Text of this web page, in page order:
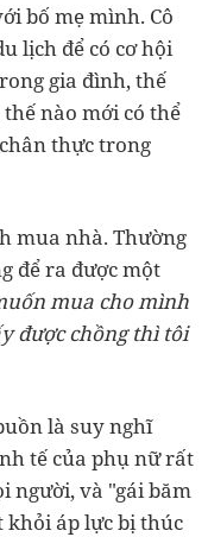
bố mẹ mình. Cô
lịch để có cơ hội
gia đình, thế
nào mới có thể
thực trong
mua nhà. Thường
để ra được một
mua cho mình
được chồng thì tôi
là suy nghĩ
tế của phụ nữ rất
người, và "gái băm
khỏi áp lực bị thúc